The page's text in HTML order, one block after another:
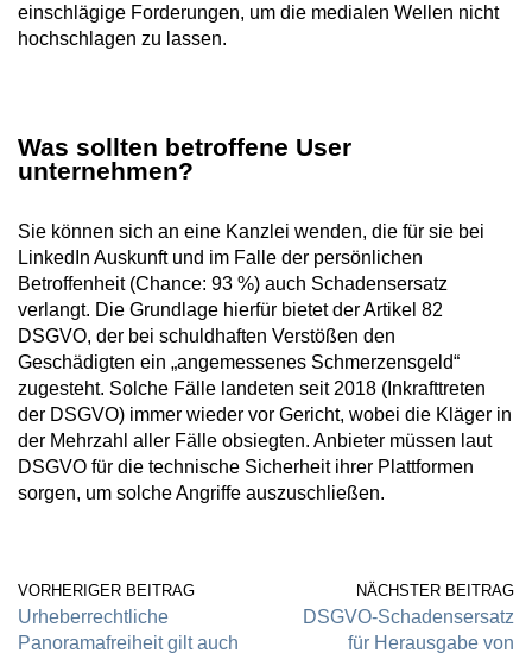
einschlägige Forderungen, um die medialen Wellen nicht
hochschlagen zu lassen.
Was sollten betroffene User
unternehmen?
Sie können sich an eine Kanzlei wenden, die für sie bei
LinkedIn Auskunft und im Falle der persönlichen
Betroffenheit (Chance: 93 %) auch Schadensersatz
verlangt. Die Grundlage hierfür bietet der Artikel 82
DSGVO, der bei schuldhaften Verstößen den
Geschädigten ein „angemessenes Schmerzensgeld“
zugesteht. Solche Fälle landeten seit 2018 (Inkrafttreten
der DSGVO) immer wieder vor Gericht, wobei die Kläger in
der Mehrzahl aller Fälle obsiegten. Anbieter müssen laut
DSGVO für die technische Sicherheit ihrer Plattformen
sorgen, um solche Angriffe auszuschließen.
VORHERIGER BEITRAG
Urheberrechtliche
Panoramafreiheit gilt auch
NÄCHSTER BEITRAG
DSGVO-Schadensersatz
für Herausgabe von